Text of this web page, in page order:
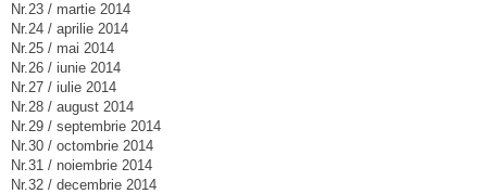
Nr.23 / martie 2014
Nr.24 / aprilie 2014
Nr.25 / mai 2014
Nr.26 / iunie 2014
Nr.27 / iulie 2014
Nr.28 / august 2014
Nr.29 / septembrie 2014
Nr.30 / octombrie 2014
Nr.31 / noiembrie 2014
Nr.32 / decembrie 2014